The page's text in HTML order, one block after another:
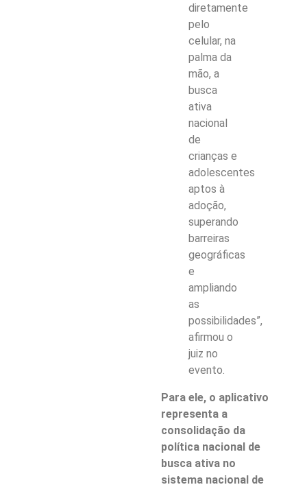
diretamente
pelo
celular, na
palma da
mão, a
busca
ativa
nacional
de
crianças e
adolescentes
aptos à
adoção,
superando
barreiras
geográficas
e
ampliando
as
possibilidades”,
afirmou o
juiz no
evento.
Para ele, o aplicativo
representa a
consolidação da
política nacional de
busca ativa no
sistema nacional de